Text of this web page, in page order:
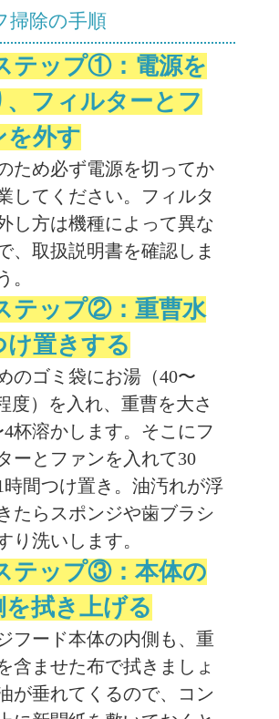
掃除の手順
テップ①：電源を
、フィルターとフ
を外す
ため必ず電源を切ってか
してください。フィルタ
し方は機種によって異な
、取扱説明書を確認しま
。
テップ②：重曹水
け置きする
のゴミ袋にお湯（40〜
度）を入れ、重曹を大さ
4杯溶かします。そこにフ
ーとファンを入れて30
時間つけ置き。油汚れが浮
たらスポンジや歯ブラシ
り洗いします。
テップ③：本体の
を拭き上げる
フード本体の内側も、重
含ませた布で拭きましょ
が垂れてくるので、コン